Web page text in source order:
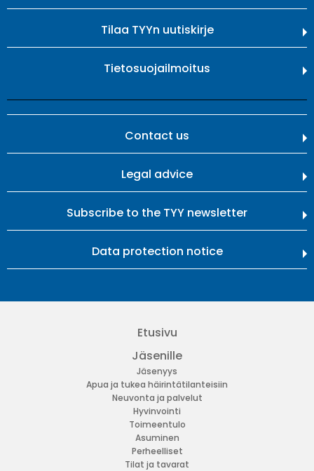
Tilaa TYYn uutiskirje
Tietosuojailmoitus
Contact us
Legal advice
Subscribe to the TYY newsletter
Data protection notice
Etusivu
Jäsenille
Jäsenyys
Apua ja tukea häirintätilanteisiin
Neuvonta ja palvelut
Hyvinvointi
Toimeentulo
Asuminen
Perheelliset
Tilat ja tavarat